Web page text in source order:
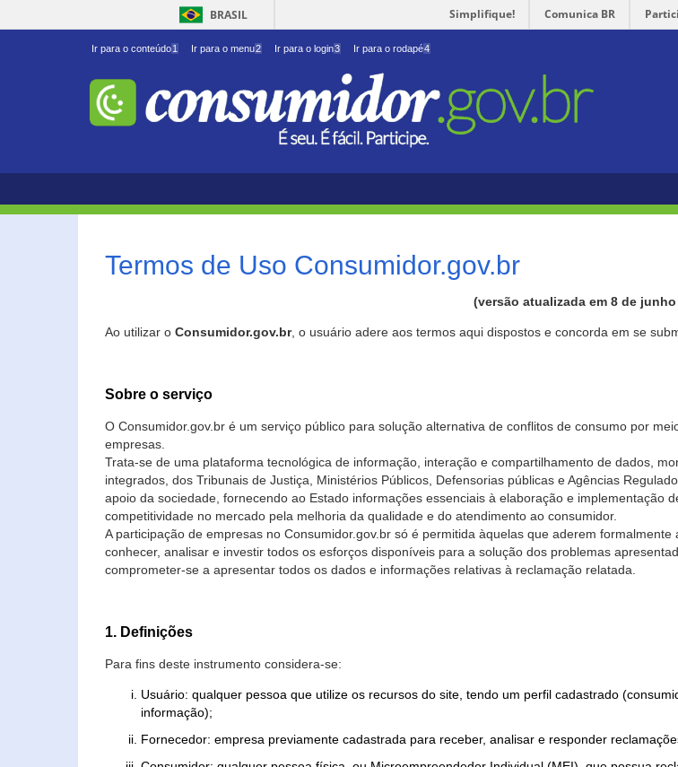
BRASIL Simplifique! Comunica BR
Ir para o conteúdo1 Ir para o menu2 Ir para o login3 Ir para o rodapé4
Termos de Uso Consumidor.gov.br
(versão atualizada em 8 de junho
Ao utilizar o Consumidor.gov.br, o usuário adere aos termos aqui dispostos e concorda em se
Sobre o serviço
O Consumidor.gov.br é um serviço público para solução alternativa de conflitos de consumo por
empresas.
Trata-se de uma plataforma tecnológica de informação, interação e compartilhamento de dados,
integrados, dos Tribunais de Justiça, Ministérios Públicos, Defensorias públicas e Agências
apoio da sociedade, fornecendo ao Estado informações essenciais à elaboração e implementação
competitividade no mercado pela melhoria da qualidade e do atendimento ao consumidor.
A participação de empresas no Consumidor.gov.br só é permitida àquelas que aderem
conhecer, analisar e investir todos os esforços disponíveis para a solução dos problemas
comprometer-se a apresentar todos os dados e informações relativas à reclamação relatada.
1. Definições
Para fins deste instrumento considera-se:
Usuário: qualquer pessoa que utilize os recursos do site, tendo um perfil cadastrado
informação);
Fornecedor: empresa previamente cadastrada para receber, analisar e responder